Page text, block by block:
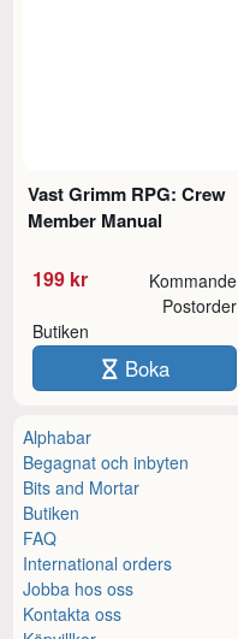
Vast Grimm RPG: Crew
Member Manual
199 kr Kommande
Butiken
Postorder
Boka
Alphabar
Begagnat och inbyten
Bits and Mortar
Butiken
FAQ
International orders
Jobba hos oss
Kontakta oss